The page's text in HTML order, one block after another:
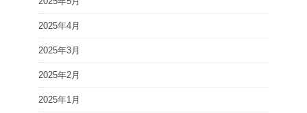
2025年4月
2025年3月
2025年2月
2025年1月